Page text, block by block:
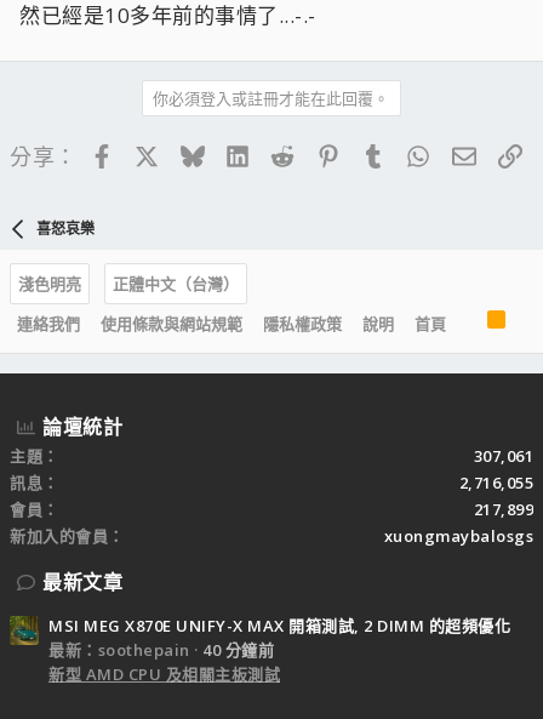
然已經是10多年前的事情了...-.-
你必須登入或註冊才能在此回覆。
分享： FacebookBlueskyLinkedIn
Reddit PinterestTumblrWhatsApp
電子
喜怒哀樂
淺色明亮
正體中文（台灣）
連絡我們
使用條款與網站規範 隱私權政策 說明 首頁
S
論壇統計
主題
307,061
訊息
2,716,055
會員
217,899
新加入的會員
xuongmaybalosgs
最新文章
MSI MEG X870E UNIFY-X MAX 開箱測試, 2 DIMM 的超頻優化
最新：soothepain
40 分鐘前
新型 AMD CPU 及相關主板測試